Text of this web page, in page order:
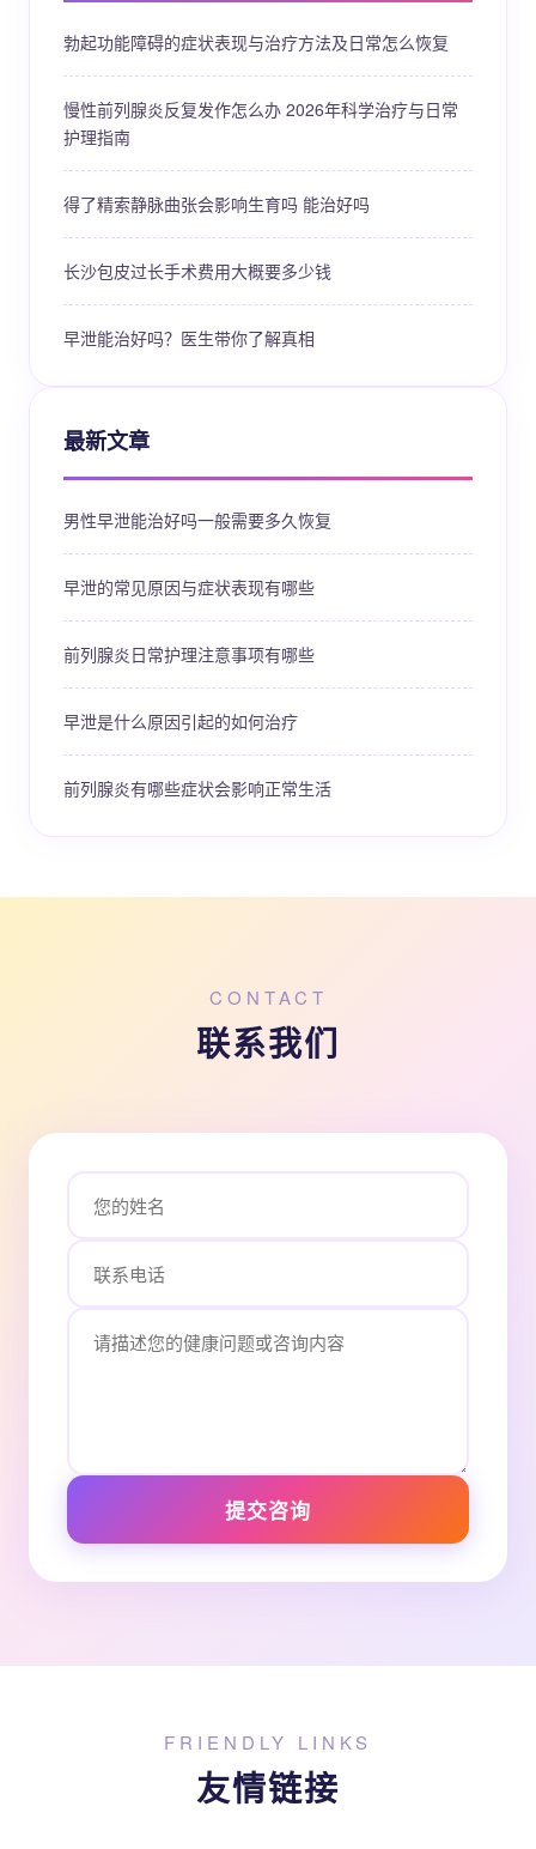
勃起功能障碍的症状表现与治疗方法及日常怎么恢复
慢性前列腺炎反复发作怎么办 2026年科学治疗与日常
护理指南
得了精索静脉曲张会影响生育吗 能治好吗
长沙包皮过长手术费用大概要多少钱
早泄能治好吗？医生带你了解真相
最新文章
男性早泄能治好吗一般需要多久恢复
早泄的常见原因与症状表现有哪些
前列腺炎日常护理注意事项有哪些
早泄是什么原因引起的如何治疗
前列腺炎有哪些症状会影响正常生活
CONTACT
联系我们
提交咨询
FRIENDLY LINKS
友情链接